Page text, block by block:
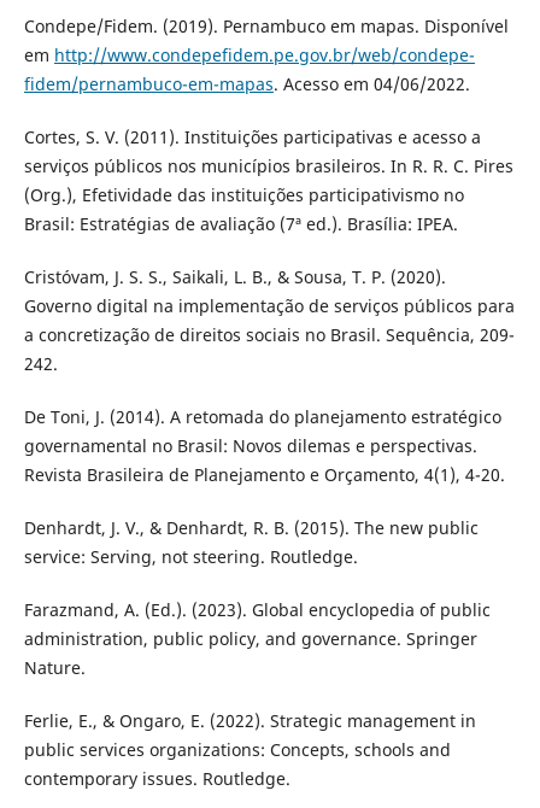
Condepe/Fidem. (2019). Pernambuco em mapas. Disponível
em http://www.condepefidem.pe.gov.br/web/condepe-
fidem/pernambuco-em-mapas. Acesso em 04/06/2022.
Cortes, S. V. (2011). Instituições participativas e acesso a
serviços públicos nos municípios brasileiros. In R. R. C. Pires
(Org.), Efetividade das instituições participativismo no
Brasil: Estratégias de avaliação (7ª ed.). Brasília: IPEA.
Cristóvam, J. S. S., Saikali, L. B., & Sousa, T. P. (2020).
Governo digital na implementação de serviços públicos para
a concretização de direitos sociais no Brasil. Sequência, 209-
242.
De Toni, J. (2014). A retomada do planejamento estratégico
governamental no Brasil: Novos dilemas e perspectivas.
Revista Brasileira de Planejamento e Orçamento, 4(1), 4-20.
Denhardt, J. V., & Denhardt, R. B. (2015). The new public
service: Serving, not steering. Routledge.
Farazmand, A. (Ed.). (2023). Global encyclopedia of public
administration, public policy, and governance. Springer
Nature.
Ferlie, E., & Ongaro, E. (2022). Strategic management in
public services organizations: Concepts, schools and
contemporary issues. Routledge.